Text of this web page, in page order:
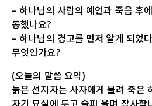
– 하나님의 사람의 예언과 죽음 후
동했나요?
– 하나님의 경고를 먼저 알게 되었
무엇인가요?
(오늘의 말씀 요약)
늙은 선지자는 사자에게 물려 죽은
자기 묘실에 두고 슬피 울며 장사합